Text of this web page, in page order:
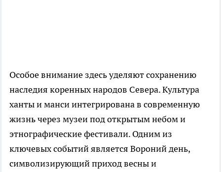
Особое внимание здесь уделяют сохранению
наследия коренных народов Севера. Культура
ханты и манси интегрирована в современную
жизнь через музеи под открытым небом и
этнографические фестивали. Одним из
ключевых событий является Вороний день,
символизирующий приход весны и